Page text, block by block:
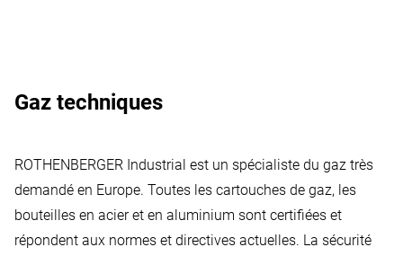
Gaz techniques
ROTHENBERGER Industrial est un spécialiste du gaz très
demandé en Europe. Toutes les cartouches de gaz, les
bouteilles en acier et en aluminium sont certifiées et
répondent aux normes et directives actuelles. La sécurité